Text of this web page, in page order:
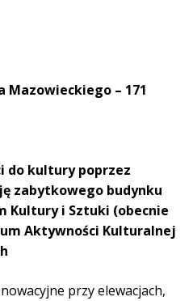
Mazowieckiego – 171
do kultury poprzez
zabytkowego budynku
Kultury i Sztuki (obecnie
Aktywności Kulturalnej
przy elewacjach,